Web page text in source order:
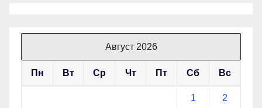
Август 2026
Пн Вт Ср Чт Пт Сб Вс
1 2